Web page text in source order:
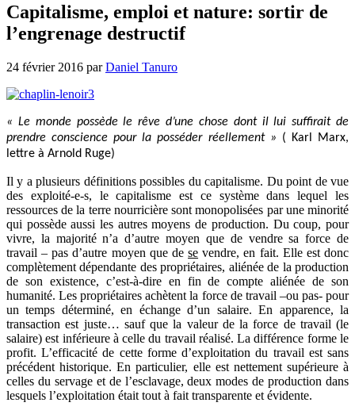
Capitalisme, emploi et nature: sortir de
l’engrenage destructif
24 février 2016 parDaniel Tanuro
« Le monde possède le rêve d’une chose dont il lui suffirait de
prendre conscience pour la posséder réellement » ( Karl Marx,
lettre à Arnold Ruge)
Il y a plusieurs définitions possibles du capitalisme. Du point de vue
des exploité-e-s, le capitalisme est ce système dans lequel les
ressources de la terre nourricière sont monopolisées par une minorité
qui possède aussi les autres moyens de production. Du coup, pour
vivre, la majorité n’a d’autre moyen que de vendre sa force de
travail – pas d’autre moyen que dese vendre, en fait. Elle est donc
complètement dépendante des propriétaires, aliénée de la production
de son existence, c’est-à-dire en fin de compte aliénée de son
humanité. Les propriétaires achètent la force de travail –ou pas- pour
un temps déterminé, en échange d’un salaire. En apparence, la
transaction est juste… sauf que la valeur de la force de travail (le
salaire) est inférieure à celle du travail réalisé. La différence forme le
profit. L’efficacité de cette forme d’exploitation du travail est sans
précédent historique. En particulier, elle est nettement supérieure à
celles du servage et de l’esclavage, deux modes de production dans
lesquels l’exploitation était tout à fait transparente et évidente.